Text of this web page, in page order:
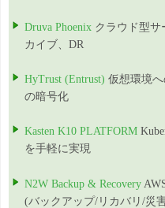
Druva Phoenix クラウド型サ
カイブ、DR
HyTrust (Entrust) 仮想環境
の暗号化
Kasten K10 PLATFORM
を手軽に実現
N2W Backup & Recovery
(バックアップ/リカバリ/災